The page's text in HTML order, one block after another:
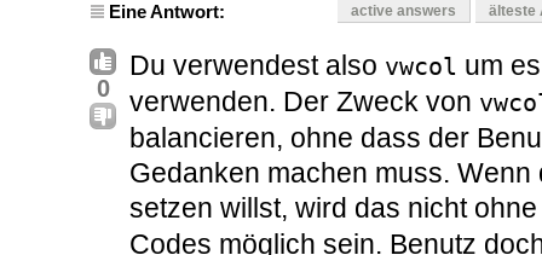
Eine Antwort: active answers älteste
0
Du verwendest also vwcol um
verwenden. Der Zweck von
balancieren, ohne dass der
Gedanken machen muss.
setzen willst, wird das nicht
Codes möglich sein. Benutz